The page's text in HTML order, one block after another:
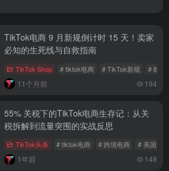
TikTok电商 9 月新规倒计时 15 天！卖家
必知的生死线与自救指南
TikTok Shop # tiktok电商 # TikTok新规 # 欧美
11个月前 194
55% 关税下的TikTok电商生存记：从关
税拆解到流量突围的实战反思
TikTok头条 # tiktok电商 # 跨境电商 # 美国关税
1年前 148